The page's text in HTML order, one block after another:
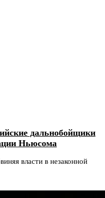
дальнобойщики
Ньюсома
власти в незаконной